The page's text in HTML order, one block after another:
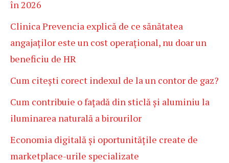
în 2026
Clinica Prevencia explică de ce sănătatea
angajaților este un cost operațional, nu doar un
beneficiu de HR
Cum citești corect indexul de la un contor de gaz?
Cum contribuie o fațadă din sticlă și aluminiu la
iluminarea naturală a birourilor
Economia digitală și oportunitățile create de
marketplace-urile specializate